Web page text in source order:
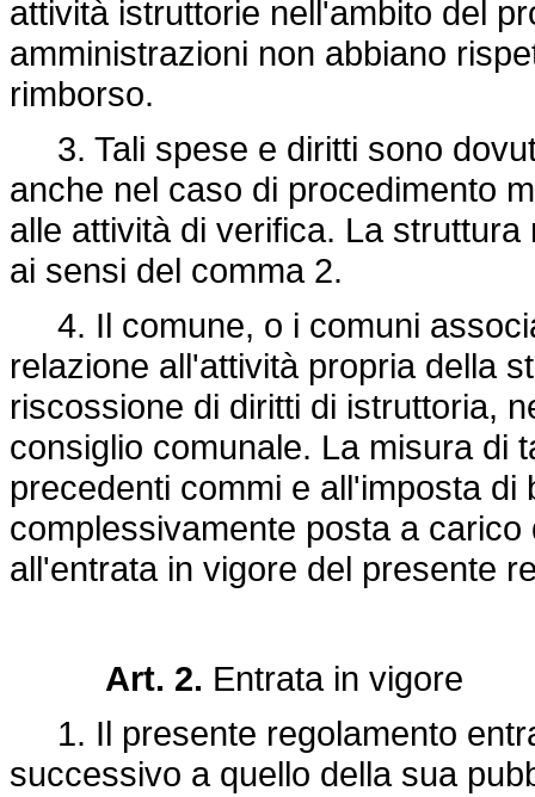
attività istruttorie nell'ambito del
amministrazioni non abbiano
rimborso.
3. Tali spese e diritti sono
anche nel caso di procedimento
alle attività di verifica. La
ai sensi del comma 2.
4. Il comune, o i comuni
relazione all'attività propria della
riscossione di diritti di istruttoria,
consiglio comunale. La misura di
precedenti commi e all'imposta
complessivamente posta a
all'entrata in vigore del presente
Art. 2. Entrata in vigore
1. Il presente regolamento
successivo a quello della sua